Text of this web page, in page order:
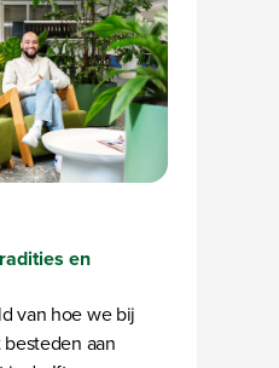
en
van hoe we bij
aan